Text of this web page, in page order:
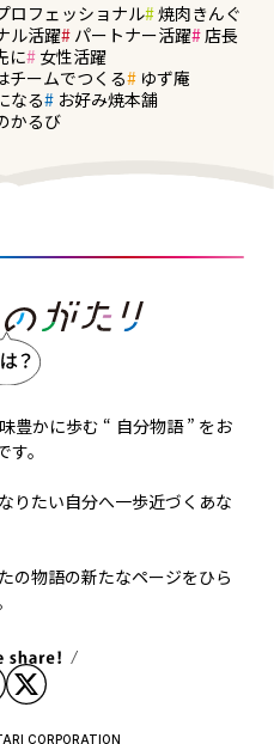
ロフェッショナル 焼肉きんぐ
ル活躍 パートナー活躍 店長
に
女性活躍
チームでつくる
ゆず庵
なる
お好み焼本舗
かるび
豊かに歩む “ 自分物語 ” をお
。
りたい自分へ一歩近づくあな
の物語の新たなページをひら
CORPORATION